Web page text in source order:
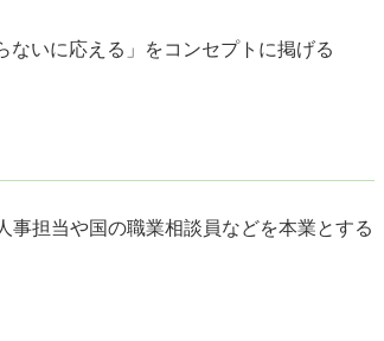
ないに応える」をコンセプトに掲げる
事担当や国の職業相談員などを本業とする